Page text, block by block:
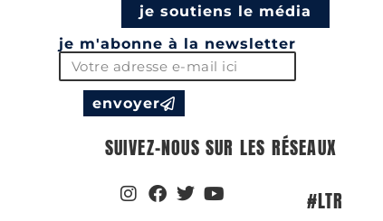
je soutiens le média
je m'abonne à la newsletter
envoyer
SUIVEZ-NOUS SUR LES RÉSEAUX
#LTR